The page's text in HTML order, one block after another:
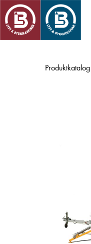
Skip
main
content
Produktkatalog